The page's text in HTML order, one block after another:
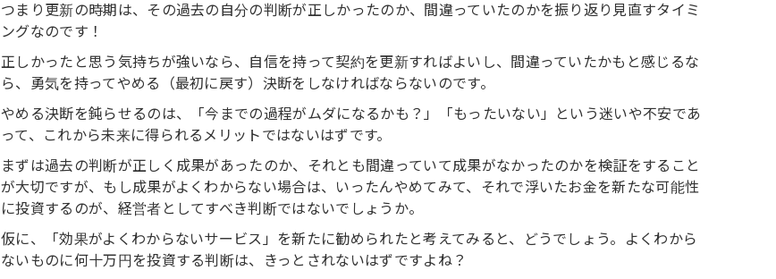
つまり更新の時期は、その過去の自分の判断が正しかったのか、間違っていたのかを振り返り見直すタイミ
ングなのです！
正しかったと思う気持ちが強いなら、自信を持って契約を更新すればよいし、間違っていたかもと感じるな
ら、勇気を持ってやめる（最初に戻す）決断をしなければならないのです。
やめる決断を鈍らせるのは、「今までの過程がムダになるかも？」「もったいない」という迷いや不安であ
って、これから未来に得られるメリットではないはずです。
まずは過去の判断が正しく成果があったのか、それとも間違っていて成果がなかったのかを検証をすること
が大切ですが、もし成果がよくわからない場合は、いったんやめてみて、それで浮いたお金を新たな可能性
に投資するのが、経営者としてすべき判断ではないでしょうか。
仮に、「効果がよくわからないサービス」を新たに勧められたと考えてみると、どうでしょう。よくわから
ないものに何十万円を投資する判断は、きっとされないはずですよね？